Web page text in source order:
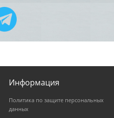
Информация
Политика по защите персональных
данных